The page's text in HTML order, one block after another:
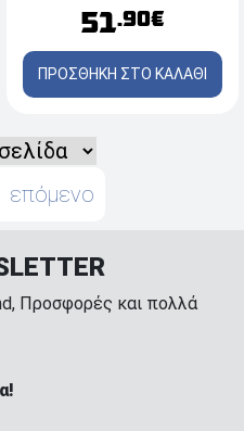
51.90€
ΠΡΟΣΘΗΚΗ ΣΤΟ ΚΑΛΑΘΙ
Προσφορές και πολλά